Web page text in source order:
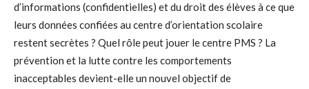
d’informations (confidentielles) et du droit des élèves à ce que
leurs données confiées au centre d’orientation scolaire
restent secrètes ? Quel rôle peut jouer le centre PMS ? La
prévention et la lutte contre les comportements
inacceptables devient-elle un nouvel objectif de